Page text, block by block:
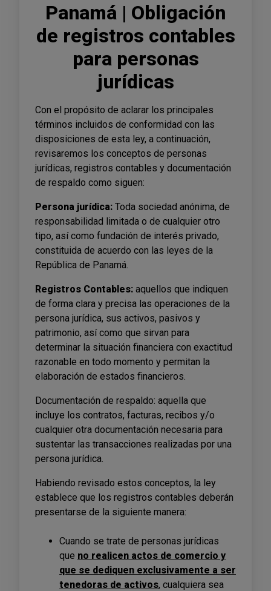
Panamá | Obligación
de registros contables
para personas
jurídicas
Con el propósito de aclarar los principales
términos incluidos de conformidad con las
disposiciones de esta ley, a continuación,
revisaremos los conceptos de personas
jurídicas, registros contables y documentación
de respaldo como siguen:
Persona jurídica: Toda sociedad anónima, de
responsabilidad limitada o de cualquier otro
tipo, así como fundación de interés privado,
constituida de acuerdo con las leyes de la
República de Panamá.
Registros Contables: aquellos que indiquen
de forma clara y precisa las operaciones de la
persona jurídica, sus activos, pasivos y
patrimonio, así como que sirvan para
determinar la situación financiera con exactitud
razonable en todo momento y permitan la
elaboración de estados financieros.
Documentación de respaldo: aquella que
incluye los contratos, facturas, recibos y/o
cualquier otra documentación necesaria para
sustentar las transacciones realizadas por una
persona jurídica.
Habiendo revisado estos conceptos, la ley
establece que los registros contables deberán
presentarse de la siguiente manera:
Cuando se trate de personas jurídicas
que no realicen actos de comercio y
que se dediquen exclusivamente a ser
tenedoras de activos, cualquiera sea